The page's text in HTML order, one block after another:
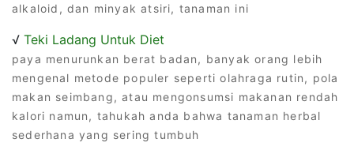
alkaloid, dan minyak atsiri, tanaman ini
√ Teki Ladang Untuk Diet
paya menurunkan berat badan, banyak orang lebih
mengenal metode populer seperti olahraga rutin, pola
makan seimbang, atau mengonsumsi makanan rendah
kalori namun, tahukah anda bahwa tanaman herbal
sederhana yang sering tumbuh